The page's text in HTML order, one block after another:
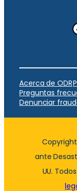
Acerca de ODR
Preguntas
Denunciar
ante
UU.